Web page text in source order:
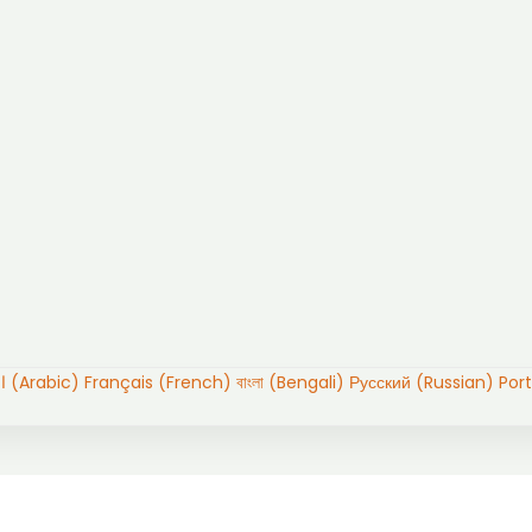
العربية (Arabic) Français (French) বাংলা (Bengali) Русский (Russian)